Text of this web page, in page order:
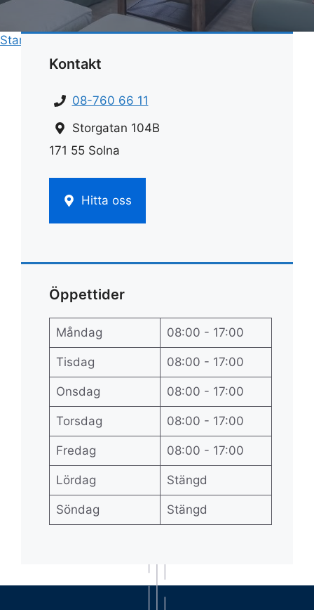
Start
Kontakt
08-760 66 11
Storgatan 104B
171 55 Solna
Hitta oss
Öppettider
Måndag 08:00 - 17:00
Tisdag 08:00 - 17:00
Onsdag 08:00 - 17:00
Torsdag 08:00 - 17:00
Fredag 08:00 - 17:00
Lördag Stängd
Söndag Stängd